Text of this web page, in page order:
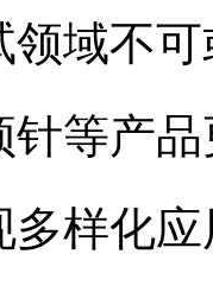
域不
针等产
多样化